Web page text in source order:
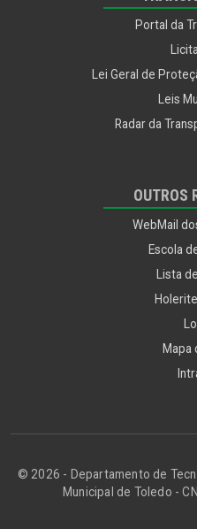
Portal da
Lei Geral de
Leis
Radar da
OUTROS
WebMail
Escola
Lista
Mapa
© 2026 - Departamento de
Municipal de Toledo -